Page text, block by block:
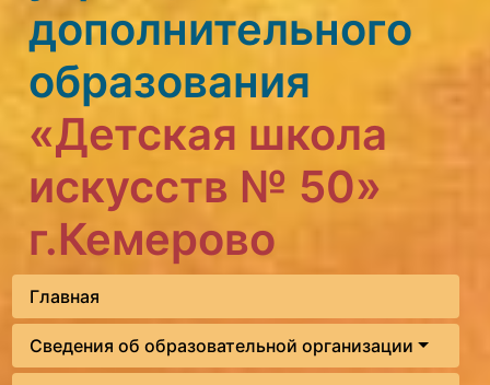
дополнительного
образования
«Детская школа
искусств № 50»
г.Кемерово
Главная
Сведения об образовательной организации